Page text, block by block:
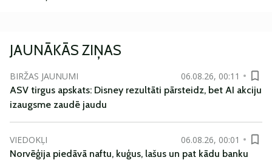
JAUNĀKĀS ZIŅAS
BIRŽAS JAUNUMI
06.08.26, 00:11
ASV tirgus apskats: Disney rezultāti pārsteidz, bet AI akciju
izaugsme zaudē jaudu
VIEDOKĻI
06.08.26, 00:01
Norvēģija piedāvā naftu, kuģus, lašus un pat kādu banku